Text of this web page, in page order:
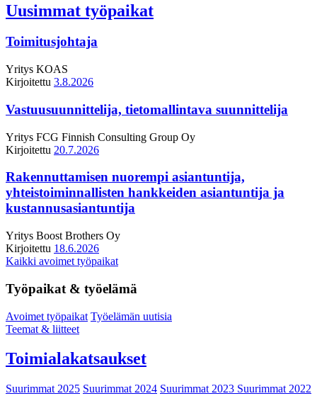
Uusimmat työpaikat
Toimitusjohtaja
Yritys KOAS
Kirjoitettu 3.8.2026
Vastuusuunnittelija, tietomallintava suunnittelija
Yritys FCG Finnish Consulting Group Oy
Kirjoitettu 20.7.2026
Rakennuttamisen nuorempi asiantuntija,
yhteistoiminnallisten hankkeiden asiantuntija ja
kustannusasiantuntija
Yritys Boost Brothers Oy
Kirjoitettu 18.6.2026
Kaikki avoimet työpaikat
Työpaikat & työelämä
Avoimet työpaikat Työelämän uutisia
Teemat & liitteet
Toimialakatsaukset
Suurimmat 2025 Suurimmat 2024 Suurimmat 2023 Suurimmat 2022